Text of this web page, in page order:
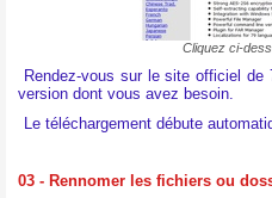
Cliquez ci-
Rendez-vous sur le site officiel de
version dont vous avez besoin.
Le téléchargement débute
03 - Rennomer les fichiers ou